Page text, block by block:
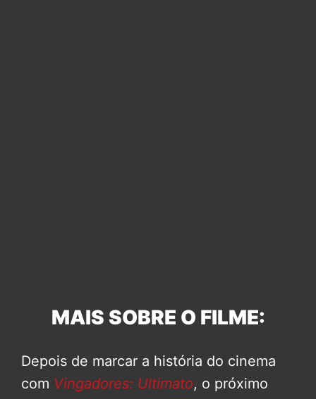
MAIS SOBRE O FILME:
Depois de marcar a história do cinema
com Vingadores: Ultimato, o próximo